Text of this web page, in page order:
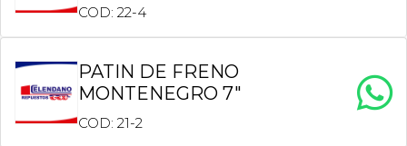
COD: 22-4
PATIN DE FRENO
MONTENEGRO 7″
COD: 21-2